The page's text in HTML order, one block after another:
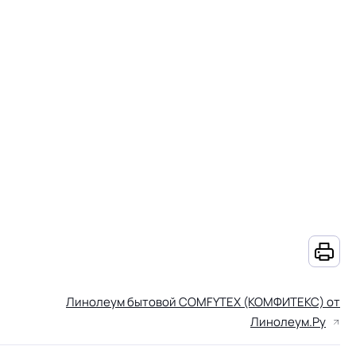
Линолеум бытовой COMFYTEX (КОМФИТЕКС) от
Линолеум.Ру